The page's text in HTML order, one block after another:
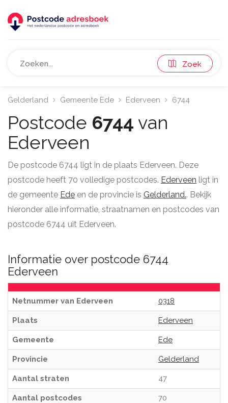
Zoek
Gelderland Gemeente Ede Ederveen 6744
Postcode 6744 van
Ederveen
De postcode 6744 ligt in de plaats Ederveen. Deze
postcode heeft 70 volledige postcodes. Ederveen ligt in
de gemeente Ede en de provincie is Gelderland.. Bekijk
hieronder alle informatie, straatnamen en postcodes van
postcode 6744 uit Ederveen.
Informatie over postcode 6744
Ederveen
Netnummer van Ederveen 0318
Plaats Ederveen
Gemeente Ede
Provincie Gelderland
Aantal straten 47
Aantal postcodes 70